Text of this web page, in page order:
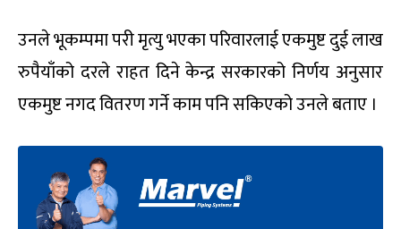
उनले भूकम्पमा परी मृत्यु भएका परिवारलाई एकमुष्ट दुई लाख
रुपैयाँको दरले राहत दिने केन्द्र सरकारको निर्णय अनुसार
एकमुष्ट नगद वितरण गर्ने काम पनि सकिएको उनले बताए ।